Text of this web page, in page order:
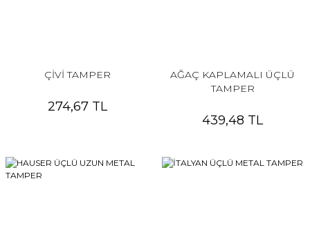
ÇİVİ TAMPER
274,67 TL
AĞAÇ KAPLAMALI ÜÇLÜ
TAMPER
439,48 TL